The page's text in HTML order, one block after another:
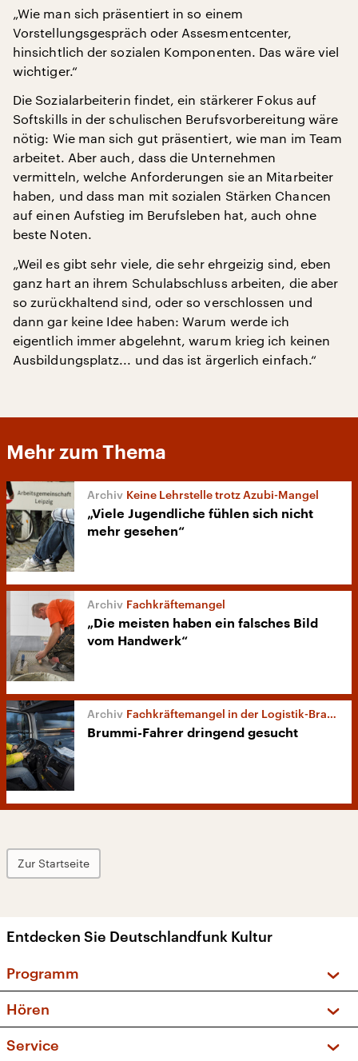
„Wie man sich präsentiert in so einem
Vorstellungsgespräch oder Assesmentcenter,
hinsichtlich der sozialen Komponenten. Das wäre viel
wichtiger.“
Die Sozialarbeiterin findet, ein stärkerer Fokus auf
Softskills in der schulischen Berufsvorbereitung wäre
nötig: Wie man sich gut präsentiert, wie man im Team
arbeitet. Aber auch, dass die Unternehmen
vermitteln, welche Anforderungen sie an Mitarbeiter
haben, und dass man mit sozialen Stärken Chancen
auf einen Aufstieg im Berufsleben hat, auch ohne
beste Noten.
„Weil es gibt sehr viele, die sehr ehrgeizig sind, eben
ganz hart an ihrem Schulabschluss arbeiten, die aber
so zurückhaltend sind, oder so verschlossen und
dann gar keine Idee haben: Warum werde ich
eigentlich immer abgelehnt, warum krieg ich keinen
Ausbildungsplatz... und das ist ärgerlich einfach.“
Mehr zum Thema
Keine Lehrstelle trotz Azubi-Mangel
„Viele Jugendliche fühlen sich nicht
mehr gesehen“
Fachkräftemangel
„Die meisten haben ein falsches Bild
vom Handwerk“
Fachkräftemangel in der Logistik-Branche
Brummi-Fahrer dringend gesucht
Zur Startseite
Entdecken Sie Deutschlandfunk Kultur
Programm
Sendungen und Podcasts
Musikliste
Hören
Service